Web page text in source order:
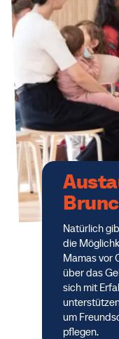
Natürlich
die
Mamas vor
über das
sich mit
um
pflegen.